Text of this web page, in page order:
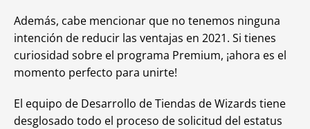
Además, cabe mencionar que no tenemos ninguna
intención de reducir las ventajas en 2021. Si tienes
curiosidad sobre el programa Premium, ¡ahora es el
momento perfecto para unirte!
El equipo de Desarrollo de Tiendas de Wizards tiene
desglosado todo el proceso de solicitud del estatus